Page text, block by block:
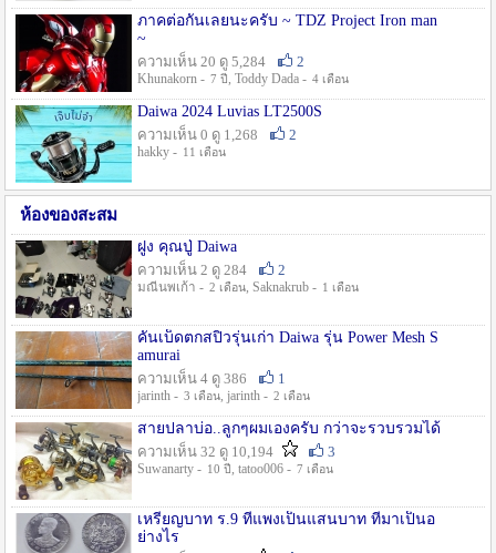
ภาคต่อกันเลยนะครับ ~ TDZ Project Iron man
~
ความเห็น 20 ดู 5,284
2
Khunakorn - 7 ปี , Toddy Dada - 4 เดือน
Daiwa 2024 Luvias LT2500S
ความเห็น 0 ดู 1,268
2
hakky - 11 เดือน
ห้องของสะสม
ฝูง คุณปู่ Daiwa
ความเห็น 2 ดู 284
2
มณีนพเก้า - 2 เดือน, Saknakrub - 1 เดือน
คันเบ็ดตกสปิ๋วรุ่นเก่า Daiwa รุ่น Power Mesh S
amurai
ความเห็น 4 ดู 386
1
jarinth - 3 เดือน, jarinth - 2 เดือน
สายปลาบ่อ..ลูกๆผมเองครับ กว่าจะรวบรวมได้
ความเห็น 32 ดู 10,194
3
Suwanarty - 10 ปี , tatoo006 - 7 เดือน
เหรียญบาท ร.9 ที่แพงเป็นแสนบาท ที่มาเป็นอ
ย่างไร